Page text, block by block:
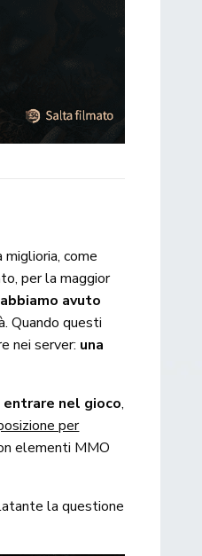
come
per la maggior
avuto
Quando questi
nei server: una
entrare nel gioco,
per
elementi MMO
la questione